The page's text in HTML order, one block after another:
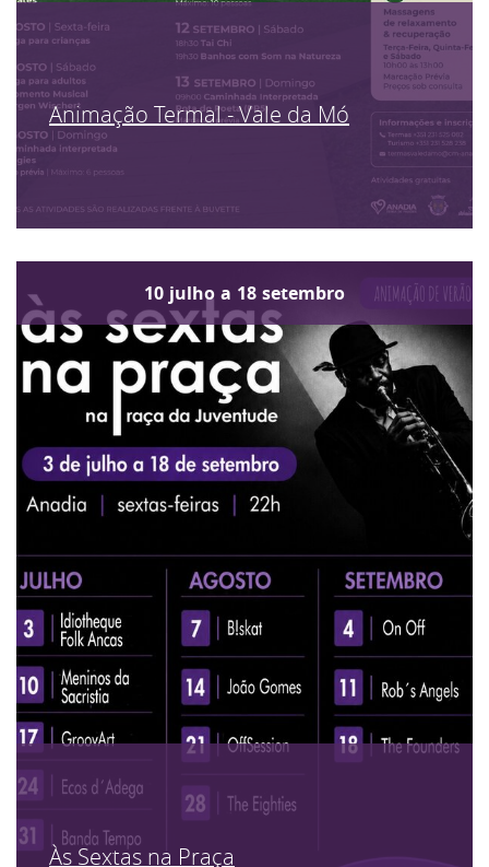
Animação Termal - Vale da Mó
10 julho a 18 setembro
Às Sextas na Praça